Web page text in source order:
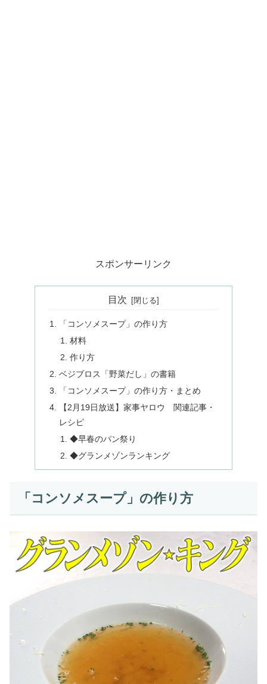
スポンサーリンク
目次
「コンソメスープ」の作り方
材料
作り方
ベジブロス「野菜だし」の書籍
「コンソメスープ」の作り方・まとめ
【2月19日放送】家事ヤロウ 関連記事・
レシピ
◆早春のパン祭り
◆グランメゾンランキング
「コンソメスープ」の作り方